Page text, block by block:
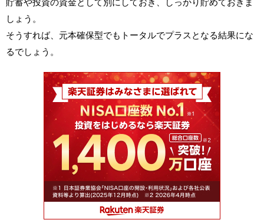
貯蓄や投資の資金として別にしておき、しっかり貯めておきま
しょう。
そうすれば、元本確保型でもトータルでプラスとなる結果にな
るでしょう。